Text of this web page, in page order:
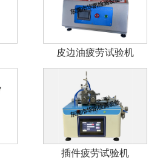
皮边油疲劳试验机
插件疲劳试验机